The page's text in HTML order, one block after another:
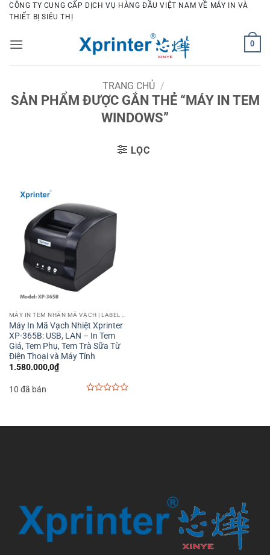
Bỏ
qua
dung
CÔNG TY CUNG CẤP DỊCH VỤ HÀNG ĐẦU VIỆT NAM VỀ MÁY IN VÀ
THIẾT BỊ SIÊU THỊ
0
TRANG CHỦ /
SẢN PHẨM ĐƯỢC GẮN THẺ “MÁY IN TEM
WINDOWS”
LỌC
Máy In Mã Vạch Nhiệt Xprinter
XP-365B: USB, LAN – In Tem
Giá, Tem Phụ, Tem Trà Sữa Từ
Điện Thoại và Máy Tính
1.580.000,0₫
10 đã bán
5